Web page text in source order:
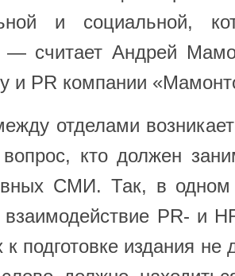
и социальной,
— считает Андрей
и PR компании
отделами
кто должен
СМИ. Так, в одном
взаимодействие PR- и
к подготовке издания